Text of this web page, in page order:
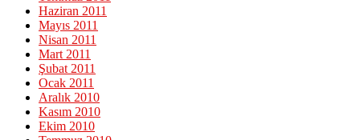
Haziran 2011
Mayıs 2011
Nisan 2011
Mart 2011
Şubat 2011
Ocak 2011
Aralık 2010
Kasım 2010
Ekim 2010